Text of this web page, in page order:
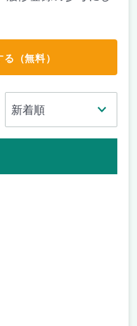
（無料）